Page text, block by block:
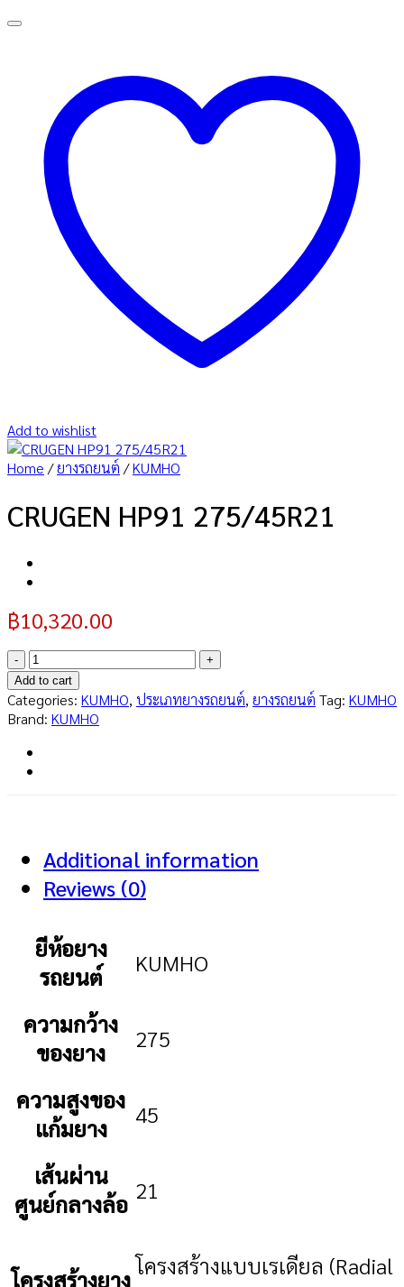
Add to wishlist
Home /ยางรถยนต์ /KUMHO
CRUGEN HP91 275/45R21
฿10,320.00
CRUGEN
HP91
275/45R21
quantity
Add to cart
Categories: KUMHO, ประเภทยางรถยนต์, ยางรถยนต์ Tag: KUMHO
Brand: KUMHO
Additional information
Reviews (0)
ยีห้อยาง
รถยนต์
KUMHO
ความกว้าง
ของยาง
275
ความสูงของ
แก้มยาง
45
เส้นผ่าน
ศูนย์กลางล้อ 21
โครงสร้างยางโครงสร้างแบบเรเดียล (Radial